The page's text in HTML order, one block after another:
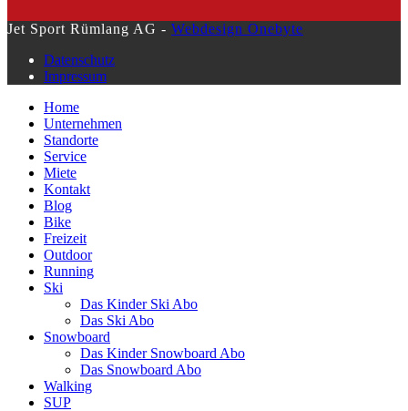
Jet Sport Rümlang AG - Webdesign Onebyte
Datenschutz
Impressum
Home
Unternehmen
Standorte
Service
Miete
Kontakt
Blog
Bike
Freizeit
Outdoor
Running
Ski
Das Kinder Ski Abo
Das Ski Abo
Snowboard
Das Kinder Snowboard Abo
Das Snowboard Abo
Walking
SUP